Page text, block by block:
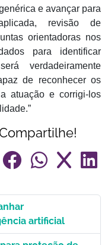
e avançar para
revisão de
orientadoras nos
para identificar
verdadeiramente
de reconhecer os
atuação e corrigi-los
Compartilhe!
artificial